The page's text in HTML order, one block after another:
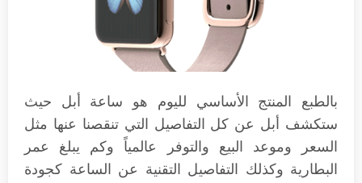
بالطبع المنتج الأساسي لليوم هو ساعة أبل حيث
ستكشف أبل عن كل التفاصيل التي تنقصنا عنها مثل
السعر وموعد البيع والتوفر عالمياً وكم يبلغ عمر
البطارية وكذلك التفاصيل التقنية عن الساعة كجودة